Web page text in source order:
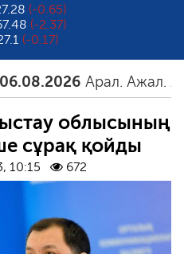
(-0.65)
(-2.37)
(-0.17)
Арал. Ажал. Айғақ
облысының
сұрақ қойды
10:15 672